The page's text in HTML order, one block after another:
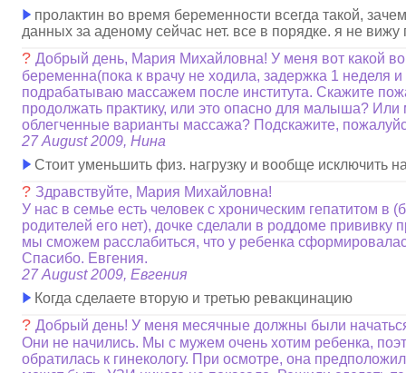
пролактин во время беременности всегда такой,
данных за аденому сейчас нет. все в порядке. я не вижу
?Добрый день, Мария Михайловна! У меня вот какой
беременна(пока к врачу не ходила, задержка 1 неделя
подрабатываю массажем после института. Скажите
продолжать практику, или это опасно для малыша? Или
облегченные варианты массажа? Подскажите,
27 August 2009, Нина
Стоит уменьшить физ. нагрузку и вообще исключить
? Здравствуйте, Мария Михайловна!
У нас в семье есть человек с хроническим гепатитом в
родителей его нет), дочке сделали в роддоме прививку
мы сможем расслабиться, что у ребенка
Спасибо. Евгения.
27 August 2009, Евгения
Когда сделаете вторую и третью ревакцинацию
?Добрый день! У меня месячные должны были
Они не начились. Мы с мужем очень хотим ребенка,
обратилась к гинекологу. При осмотре, она